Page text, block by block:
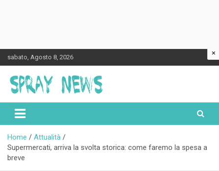
to
content
sabato, Agosto 8, 2026
Spraynews.it
Home
Attualità
Supermercati, arriva la svolta storica: come faremo la spesa a
breve
×